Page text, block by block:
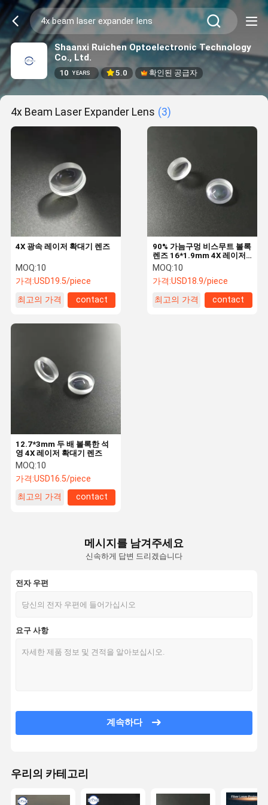
Shaanxi Ruichen Optoelectronic Technology
Co., Ltd.
10 YEARS 5.0 확인된 공급자
4x Beam Laser Expander Lens (3)
4X 광속 레이저 확대기 렌즈
MOQ:10
가격:USD19.5/piece
최고의 가격
contact
90% 가늠구멍 비스무트 볼록
렌즈 16*1.9mm 4X 레이저
확대기 렌즈
MOQ:10
가격:USD18.9/piece
최고의 가격
contact
12.7*3mm 두 배 볼록한 석
영 4X 레이저 확대기 렌즈
MOQ:10
가격:USD16.5/piece
최고의 가격
contact
메시지를 남겨주세요
신속하게 답변 드리겠습니다
전자 우편
요구 사항
계속하다
우리의 카테고리